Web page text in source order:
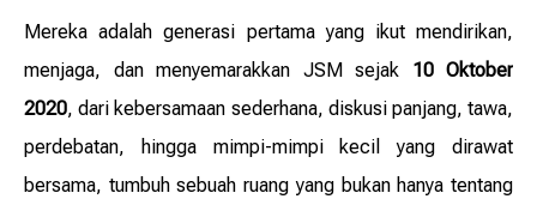
Mereka adalah generasi pertama yang ikut mendirikan,
menjaga, dan menyemarakkan JSM sejak 10 Oktober
2020, dari kebersamaan sederhana, diskusi panjang, tawa,
perdebatan, hingga mimpi-mimpi kecil yang dirawat
bersama, tumbuh sebuah ruang yang bukan hanya tentang